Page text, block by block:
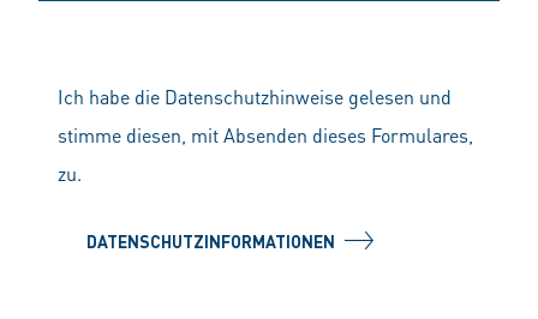
Ich habe die Datenschutzhinweise gelesen und
stimme diesen, mit Absenden dieses Formulares,
zu.
DATENSCHUTZINFORMATIONEN